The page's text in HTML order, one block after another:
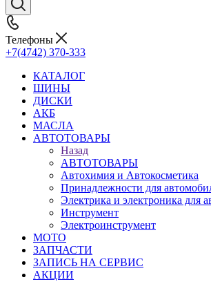
Телефоны
+7(4742) 370-333
КАТАЛОГ
ШИНЫ
ДИСКИ
АКБ
МАСЛА
АВТОТОВАРЫ
Назад
АВТОТОВАРЫ
Автохимия и Автокосметика
Принадлежности для
Электрика и электроника для
Инструмент
Электроинструмент
МОТО
ЗАПЧАСТИ
ЗАПИСЬ НА СЕРВИС
АКЦИИ